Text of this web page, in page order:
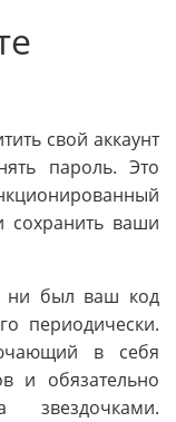
свой аккаунт
пароль. Это
сохранить ваши
ни был ваш код
периодически.
в себя
и обязательно